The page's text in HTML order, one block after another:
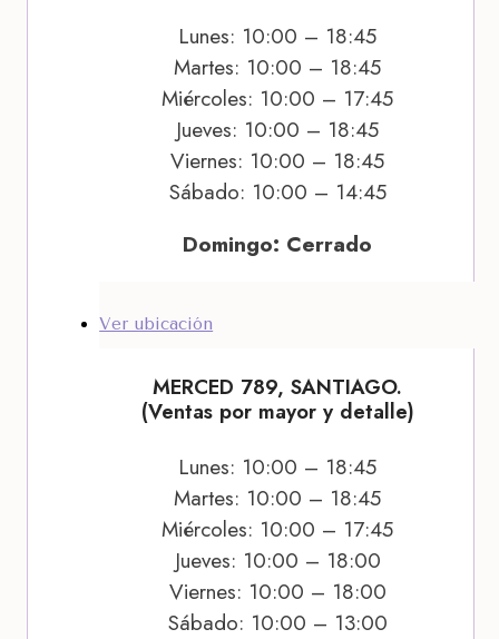
Lunes: 10:00 – 18:45
Martes: 10:00 – 18:45
Miércoles: 10:00 – 17:45
Jueves: 10:00 – 18:45
Viernes: 10:00 – 18:45
Sábado: 10:00 – 14:45
Domingo: Cerrado
Ver ubicación
MERCED 789, SANTIAGO.
(Ventas por mayor y detalle)
Lunes: 10:00 – 18:45
Martes: 10:00 – 18:45
Miércoles: 10:00 – 17:45
Jueves: 10:00 – 18:00
Viernes: 10:00 – 18:00
Sábado: 10:00 – 13:00